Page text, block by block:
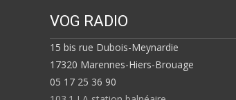
VOG RADIO
15 bis rue Dubois-Meynardie
17320 Marennes-Hiers-Brouage
05 17 25 36 90